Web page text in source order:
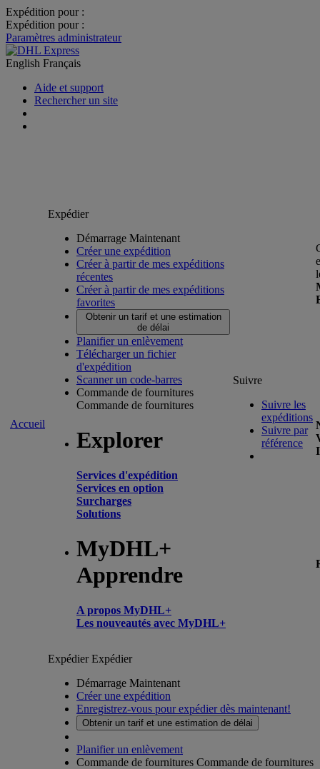
Expédition pour :
Expédition pour :
Paramètres administrateur
English Français
Aide et support
Rechercher un site
Accueil
Expédier
Démarrage Maintenant
Créer une expédition
Créer à partir de mes expéditions
récentes
Créer à partir de mes expéditions
favorites
Obtenir un tarif et une estimation
de délai
Planifier un enlèvement
Télécharger un fichier
d'expédition
Scanner un code-barres
Commande de fournitures
Commande de fournitures
Explorer
Services d'expédition
Services en option
Surcharges
Solutions
MyDHL+
Apprendre
A propos MyDHL+
Les nouveautés avec MyDHL+
Suivre
Suivre les
expéditions
Suivre par
référence
ExpédierExpédier
Démarrage Maintenant
Créer une expédition
Enregistrez-vous pour expédier dès maintenant!
Obtenir un tarif et une estimation de délai
Planifier un enlèvement
Commande de fournitures Commande de fournitures